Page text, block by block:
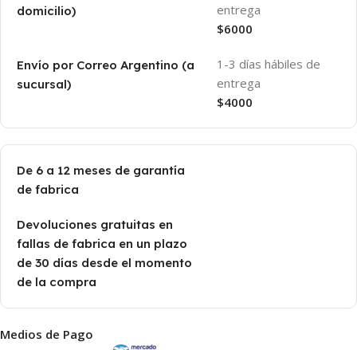
domicilio)
entrega
$6000
Envío por Correo Argentino (a
sucursal)
1-3 días hábiles de
entrega
$4000
De 6 a 12 meses de garantía
de fabrica
Devoluciones gratuitas en
fallas de fabrica en un plazo
de 30 días desde el momento
de la compra
Medios de Pago